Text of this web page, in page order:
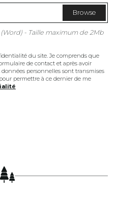
Browse
- Taille maximum de 2Mb
du site. Je comprends que
de contact et après avoir
personnelles sont transmises
permettre à ce dernier de me